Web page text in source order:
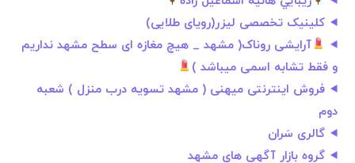
کلینیک تخصصی لیزر(رویای طلایی)
آرایشی روناک( مشهد _ هیچ مغازه ای سطح مشهد نداریم
و فقط تشابه اسمی میباشد )
فروش اینترنتی میهنی ( مشهد تسویه درب منزل ) شعبه
دوم
گالری سَران
گروه بازار آگهی های مشهد